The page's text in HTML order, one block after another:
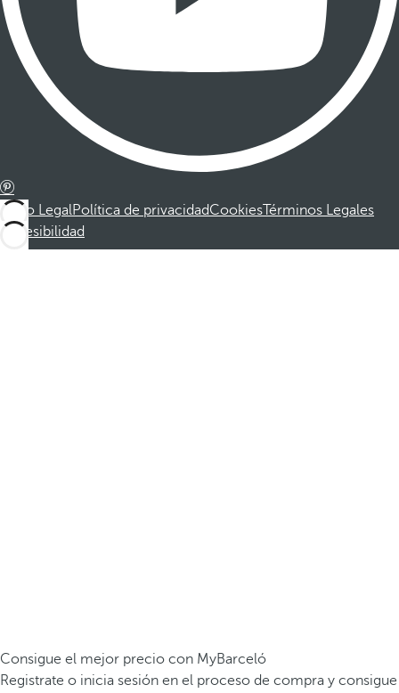
Aviso LegalPolítica de privacidadCookiesTérminos Legales
Accesibilidad
Consigue el mejor precio con MyBarceló
Registrate o inicia sesión en el proceso de compra y consigue